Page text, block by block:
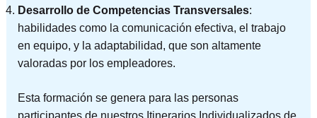
Desarrollo de Competencias Transversales:
habilidades como la comunicación efectiva, el trabajo
en equipo, y la adaptabilidad, que son altamente
valoradas por los empleadores.
Esta formación se genera para las personas
participantes de nuestros Itinerarios Individualizados de